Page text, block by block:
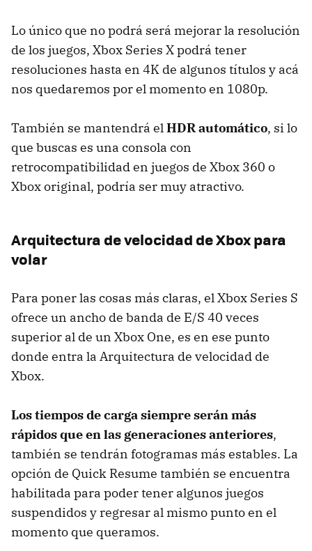
Lo único que no podrá será mejorar la resolución
de los juegos, Xbox Series X podrá tener
resoluciones hasta en 4K de algunos títulos y acá
nos quedaremos por el momento en 1080p.
También se mantendrá elHDR automático, si lo
que buscas es una consola con
retrocompatibilidad en juegos de Xbox 360 o
Xbox original, podría ser muy atractivo.
Arquitectura de velocidad de Xbox para
volar
Para poner las cosas más claras, el Xbox Series S
ofrece un ancho de banda de E/S 40 veces
superior al de un Xbox One, es en ese punto
donde entra la Arquitectura de velocidad de
Xbox.
Los tiempos de carga siempre serán más
rápidos que en las generaciones anteriores,
también se tendrán fotogramas más estables. La
opción de Quick Resume también se encuentra
habilitada para poder tener algunos juegos
suspendidos y regresar al mismo punto en el
momento que queramos.